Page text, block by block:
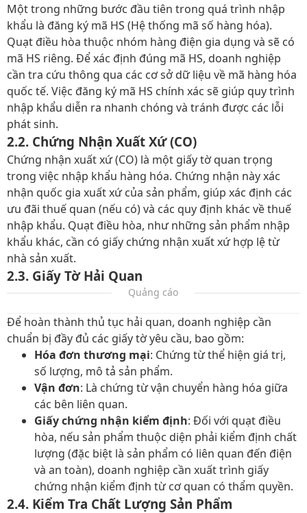
Một trong những bước đầu tiên trong quá trình nhập
khẩu là đăng ký mã HS (Hệ thống mã số hàng hóa).
Quạt điều hòa thuộc nhóm hàng điện gia dụng và sẽ có
mã HS riêng. Để xác định đúng mã HS, doanh nghiệp
cần tra cứu thông qua các cơ sở dữ liệu về mã hàng hóa
quốc tế. Việc đăng ký mã HS chính xác sẽ giúp quy trình
nhập khẩu diễn ra nhanh chóng và tránh được các lỗi
phát sinh.
2.2. Chứng Nhận Xuất Xứ (CO)
Chứng nhận xuất xứ (CO) là một giấy tờ quan trọng
trong việc nhập khẩu hàng hóa. Chứng nhận này xác
nhận quốc gia xuất xứ của sản phẩm, giúp xác định các
ưu đãi thuế quan (nếu có) và các quy định khác về thuế
nhập khẩu. Quạt điều hòa, như những sản phẩm nhập
khẩu khác, cần có giấy chứng nhận xuất xứ hợp lệ từ
nhà sản xuất.
2.3. Giấy Tờ Hải Quan
Quảng cáo
Để hoàn thành thủ tục hải quan, doanh nghiệp cần
chuẩn bị đầy đủ các giấy tờ yêu cầu, bao gồm:
Hóa đơn thương mại: Chứng từ thể hiện giá trị,
số lượng, mô tả sản phẩm.
Vận đơn: Là chứng từ vận chuyển hàng hóa giữa
các bên liên quan.
Giấy chứng nhận kiểm định: Đối với quạt điều
hòa, nếu sản phẩm thuộc diện phải kiểm định chất
lượng (đặc biệt là sản phẩm có liên quan đến điện
và an toàn), doanh nghiệp cần xuất trình giấy
chứng nhận kiểm định từ cơ quan có thẩm quyền.
2.4. Kiểm Tra Chất Lượng Sản Phẩm